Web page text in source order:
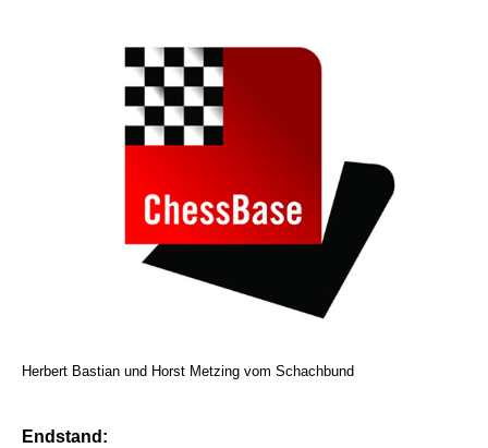
Herbert Bastian und Horst Metzing vom Schachbund
Endstand: